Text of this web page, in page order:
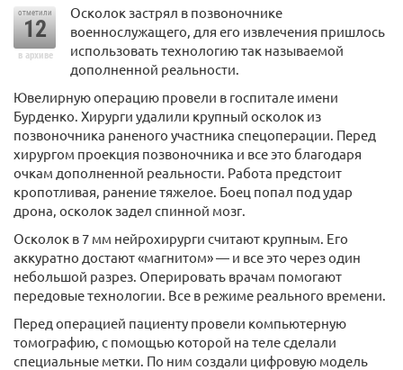
отметили
12
в архиве
Осколок застрял в позвоночнике
военнослужащего, для его извлечения пришлось
использовать технологию так называемой
дополненной реальности.
Ювелирную операцию провели в госпитале имени
Бурденко. Хирурги удалили крупный осколок из
позвоночника раненого участника спецоперации. Перед
хирургом проекция позвоночника и все это благодаря
очкам дополненной реальности. Работа предстоит
кропотливая, ранение тяжелое. Боец попал под удар
дрона, осколок задел спинной мозг.
Осколок в 7 мм нейрохирурги считают крупным. Его
аккуратно достают «магнитом» — и все это через один
небольшой разрез. Оперировать врачам помогают
передовые технологии. Все в режиме реального времени.
Перед операцией пациенту провели компьютерную
томографию, с помощью которой на теле сделали
специальные метки. По ним создали цифровую модель